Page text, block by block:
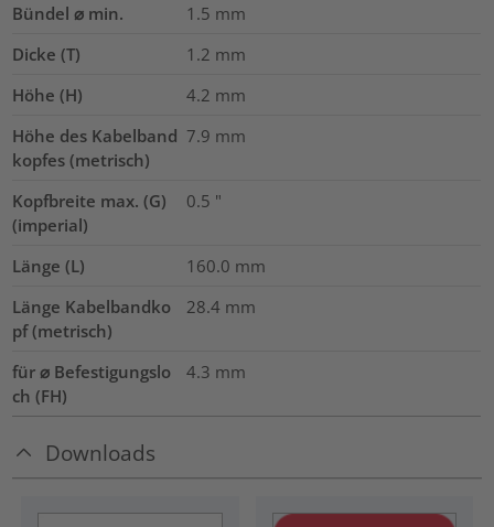
Bündel ⌀ min.
1.5 mm
Dicke (T)
1.2 mm
Höhe (H)
4.2 mm
Höhe des Kabelband
kopfes (metrisch)
7.9 mm
Kopfbreite max. (G)
(imperial)
0.5 "
Länge (L) 160.0 mm
Länge Kabelbandko
pf (metrisch)
28.4 mm
für ⌀ Befestigungslo
ch (FH)
4.3 mm
Downloads